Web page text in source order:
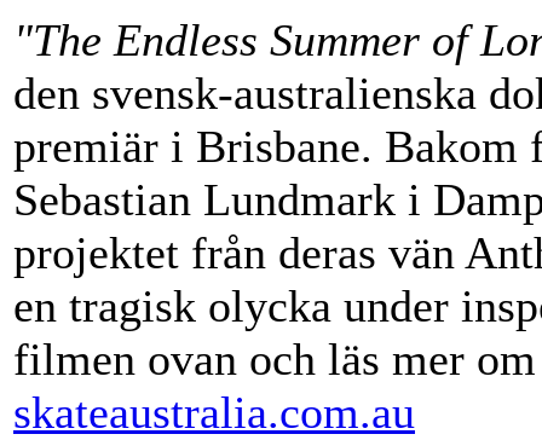
"The Endless Summer of
den svensk-australienska
premiär i Brisbane. Bakom
Sebastian Lundmark i
projektet från deras vän
en tragisk olycka under
filmen ovan och läs mer
skateaustralia.com.au